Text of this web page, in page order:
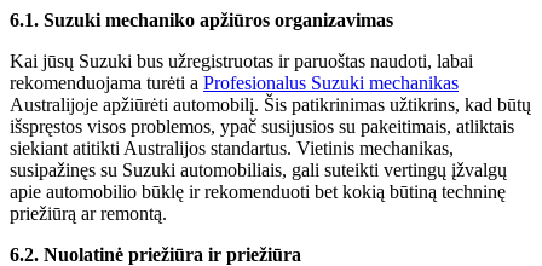
6.1. Suzuki mechaniko apžiūros organizavimas
Kai jūsų Suzuki bus užregistruotas ir paruoštas naudoti, labai
rekomenduojama turėti a Profesionalus Suzuki mechanikas
Australijoje apžiūrėti automobilį. Šis patikrinimas užtikrins, kad būtų
išspręstos visos problemos, ypač susijusios su pakeitimais, atliktais
siekiant atitikti Australijos standartus. Vietinis mechanikas,
susipažinęs su Suzuki automobiliais, gali suteikti vertingų įžvalgų
apie automobilio būklę ir rekomenduoti bet kokią būtiną techninę
priežiūrą ar remontą.
6.2. Nuolatinė priežiūra ir priežiūra